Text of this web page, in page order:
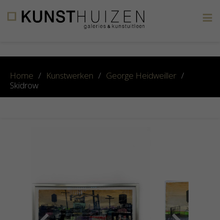
Home / Kunstwerken / George Heidweiller /
Skidrow